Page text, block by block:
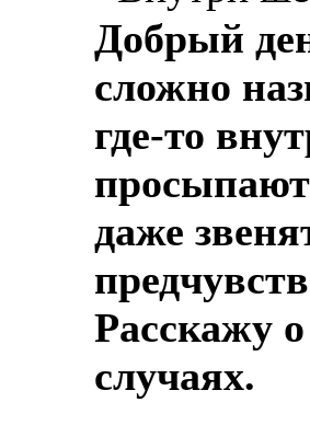
Добрый
сложно
где-то
даже
Расскажу
случаях.